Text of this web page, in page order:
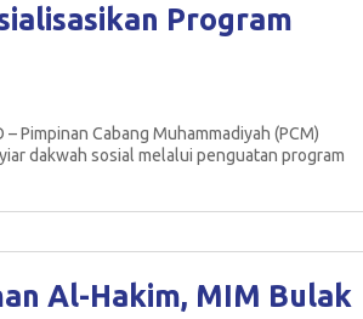
Program
Pimpinan Cabang Muhammadiyah (PCM)
dakwah sosial melalui penguatan program
Al-Hakim, MIM Bulak